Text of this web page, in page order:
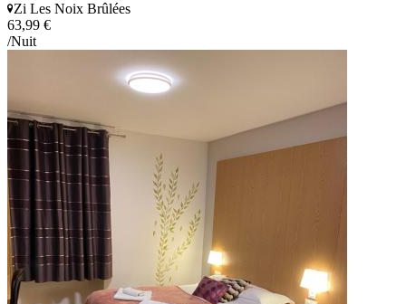
Zi Les Noix Brûlées
63,99 €
/Nuit